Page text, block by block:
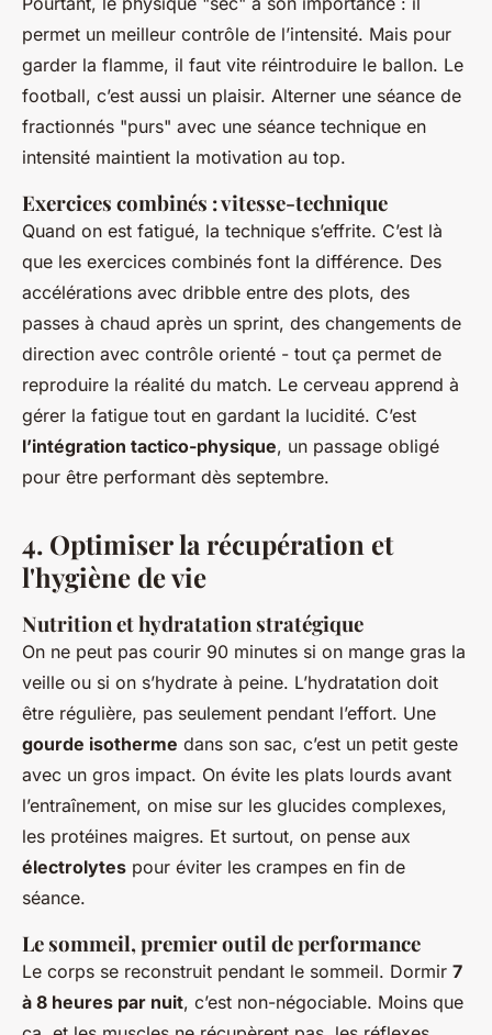
permet un meilleur contrôle de l’intensité. Mais pour
garder la flamme, il faut vite réintroduire le ballon. Le
football, c’est aussi un plaisir. Alterner une séance de
fractionnés "purs" avec une séance technique en
intensité maintient la motivation au top.
Exercices combinés : vitesse-technique
Quand on est fatigué, la technique s’effrite. C’est là
que les exercices combinés font la différence. Des
accélérations avec dribble entre des plots, des
passes à chaud après un sprint, des changements de
direction avec contrôle orienté - tout ça permet de
reproduire la réalité du match. Le cerveau apprend à
gérer la fatigue tout en gardant la lucidité. C’est
l’intégration tactico-physique, un passage obligé
pour être performant dès septembre.
4. Optimiser la récupération et
l'hygiène de vie
Nutrition et hydratation stratégique
On ne peut pas courir 90 minutes si on mange gras la
veille ou si on s’hydrate à peine. L’hydratation doit
être régulière, pas seulement pendant l’effort. Une
gourde isotherme dans son sac, c’est un petit geste
avec un gros impact. On évite les plats lourds avant
l’entraînement, on mise sur les glucides complexes,
les protéines maigres. Et surtout, on pense aux
électrolytes pour éviter les crampes en fin de
séance.
Le sommeil, premier outil de performance
Le corps se reconstruit pendant le sommeil. Dormir 7
à 8 heures par nuit, c’est non-négociable. Moins que